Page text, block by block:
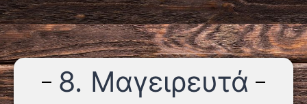
8. Μαγειρευτά